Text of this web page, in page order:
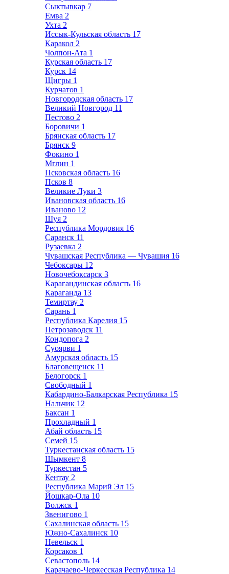
Сыктывкар 7
Емва 2
Ухта 2
Иссык-Кульская область 17
Каракол 2
Чолпон-Ата 1
Курская область 17
Курск 14
Щигры 1
Курчатов 1
Новгородская область 17
Великий Новгород 11
Пестово 2
Боровичи 1
Брянская область 17
Брянск 9
Фокино 1
Мглин 1
Псковская область 16
Псков 8
Великие Луки 3
Ивановская область 16
Иваново 12
Шуя 2
Республика Мордовия 16
Саранск 11
Рузаевка 2
Чувашская Республика — Чувашия 16
Чебоксары 12
Новочебоксарск 3
Карагандинская область 16
Караганда 13
Темиртау 2
Сарань 1
Республика Карелия 15
Петрозаводск 11
Кондопога 2
Суоярви 1
Амурская область 15
Благовещенск 11
Белогорск 1
Свободный 1
Кабардино-Балкарская Республика 15
Нальчик 12
Баксан 1
Прохладный 1
Абай область 15
Семей 15
Туркестанская область 15
Шымкент 8
Туркестан 5
Кентау 2
Республика Марий Эл 15
Йошкар-Ола 10
Волжск 1
Звенигово 1
Сахалинская область 15
Южно-Сахалинск 10
Невельск 1
Корсаков 1
Севастополь 14
Карачаево-Черкесская Республика 14